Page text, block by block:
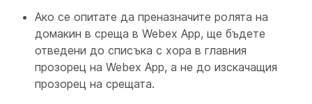
Ако се опитате да преназначите ролята на
домакин в среща в Webex App, ще бъдете
отведени до списъка с хора в главния
прозорец на Webex App, а не до изскачащия
прозорец на срещата.